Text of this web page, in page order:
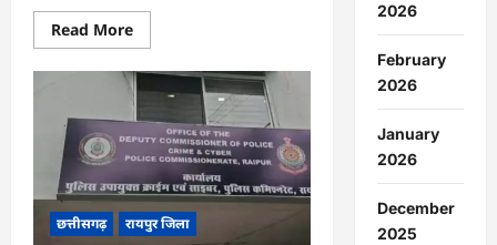
Read MoreRead
more
CG
:
‘बिना
दांत,
सिंग
और
पावर
के…’
,
सांसद
बृजमोहन
छत्तीसगढ़ रायपुर जिला
2026
February
2026
January
2026
December
2025